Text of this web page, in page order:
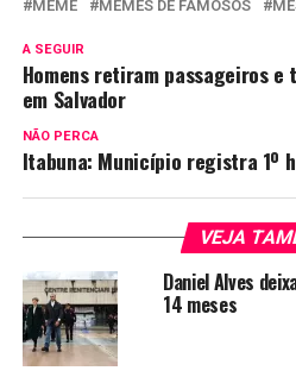
MEME
MEMES DE FAMOSOS
A SEGUIR
Homens retiram passageiros e
em Salvador
NÃO PERCA
Itabuna: Município registra 1º
VEJA
Daniel Alves
14 meses